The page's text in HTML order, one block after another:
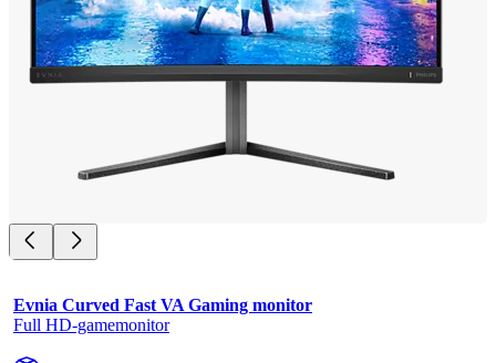
Evnia Curved Fast VA Gaming monitor
Full HD-gamemonitor